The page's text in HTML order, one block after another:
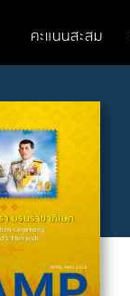
คะแนนสะสม